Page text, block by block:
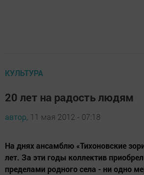
КУЛЬТУРА
20 лет на радость людям
автор, 11 мая 2012 - 07:18
На днях ансамблю «Тихоновские
лет. За эти годы коллектив
пределами родного села - ни одно